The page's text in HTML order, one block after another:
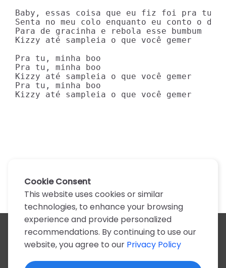
Baby, essas coisa que eu fiz foi pra tu
Senta no meu colo enquanto eu conto o
Para de gracinha e rebola esse bumbum
Kizzy até sampleia o que você gemer
Pra tu, minha boo
Pra tu, minha boo
Kizzy até sampleia o que você gemer
Pra tu, minha boo
Kizzy até sampleia o que você gemer
All artists
A
B C D E F G H I J K
N
O P Q R S T U V W X
Cookie Consent
This website uses cookies or similar
technologies, to enhance your browsing
experience and provide personalized
recommendations. By continuing to use our
website, you agree to our Privacy Policy